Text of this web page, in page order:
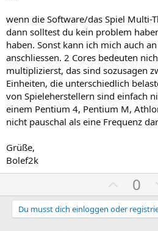
S
t
i
m
m
e
wenn die Software/das Spiel Multi-
dann solltest du kein problem
haben. Sonst kann ich mich auch
anschliessen. 2 Cores bedeuten
multiplizierst, das sind sozusagen
Einheiten, die unterschiedlich
von Spieleherstellern sind einfach
einem Pentium 4, Pentium M,
nicht pauschal als eine Frequenz
Grüße,
Bolef2k
o
s
0
Du musst dich einloggen oder